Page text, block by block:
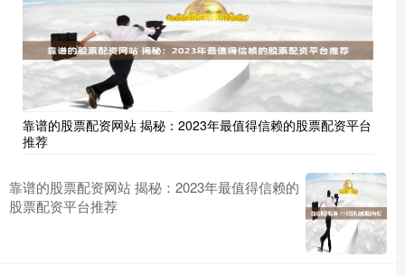
靠谱的股票配资网站 揭秘：2023年最值得信赖的股票配资平台
推荐
靠谱的股票配资网站 揭秘：2023年最值得信赖的
股票配资平台推荐